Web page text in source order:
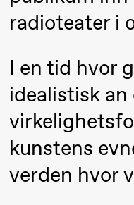
21:00 Boglárka
Börcsök
Andreas
Bolm
radioteater i
I en tid hvor
idealistisk
kunstens
verden hvor